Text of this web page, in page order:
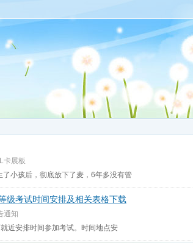
卡展板
小孩后，彻底放下了麦，6年多没有管
级考试时间安排及相关表格下载
通知
近安排时间参加考试。时间地点安